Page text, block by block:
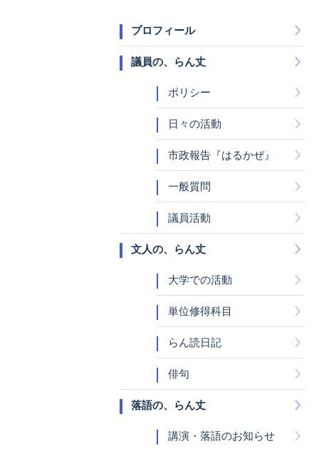
プロフィール
議員の、らん丈
ポリシー
日々の活動
市政報告『はるかぜ』
一般質問
議員活動
文人の、らん丈
大学での活動
単位修得科目
らん読日記
俳句
落語の、らん丈
講演・落語のお知らせ